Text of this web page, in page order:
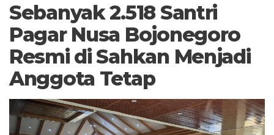
Sebanyak 2.518 Santri
Pagar Nusa Bojonegoro
Resmi di Sahkan Menjadi
Anggota Tetap